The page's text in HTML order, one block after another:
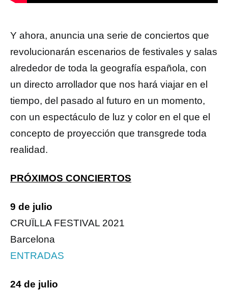
Y ahora, anuncia una serie de conciertos que
revolucionarán escenarios de festivales y salas
alrededor de toda la geografía española, con
un directo arrollador que nos hará viajar en el
tiempo, del pasado al futuro en un momento,
con un espectáculo de luz y color en el que el
concepto de proyección que transgrede toda
realidad.
PRÓXIMOS CONCIERTOS
9 de julio
CRUÏLLA FESTIVAL 2021
Barcelona
ENTRADAS
24 de julio